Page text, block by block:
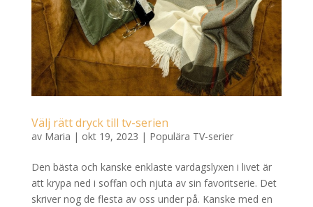
Välj rätt dryck till tv-serien
av Maria | okt 19, 2023 | Populära TV-serier
Den bästa och kanske enklaste vardagslyxen i livet är
att krypa ned i soffan och njuta av sin favoritserie. Det
skriver nog de flesta av oss under på. Kanske med en